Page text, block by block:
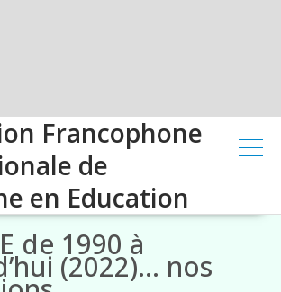
Francophone
de
en Education
de 1990 à
(2022)… nos